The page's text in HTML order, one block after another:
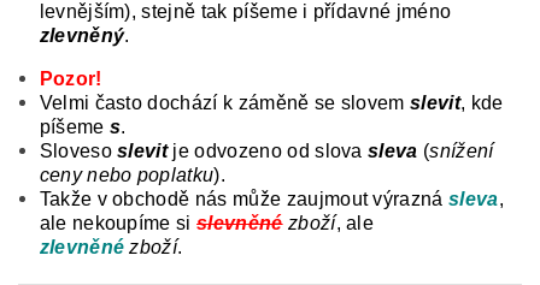
levnějším), stejně tak píšeme i přídavné jméno
zlevněný.
Pozor!
Velmi často dochází k záměně se slovemslevit, kde
píšeme s.
Slovesoslevitje odvozeno od slovasleva (snížení
ceny nebo poplatku).
Takže v obchodě nás může zaujmout výraznásleva,
ale nekoupíme sislevněnézboží, ale
zlevněnézboží.